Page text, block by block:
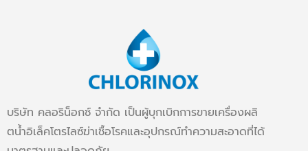
บริษัท คลอริน็อกซ์ จำกัด เป็นผู้บุกเบิกการขายเครื่องผลิ
ตน้ำอิเล็คโตรไลซ์ฆ่าเชื้อโรคและอุปกรณ์ทำความสะอาดที่ได้